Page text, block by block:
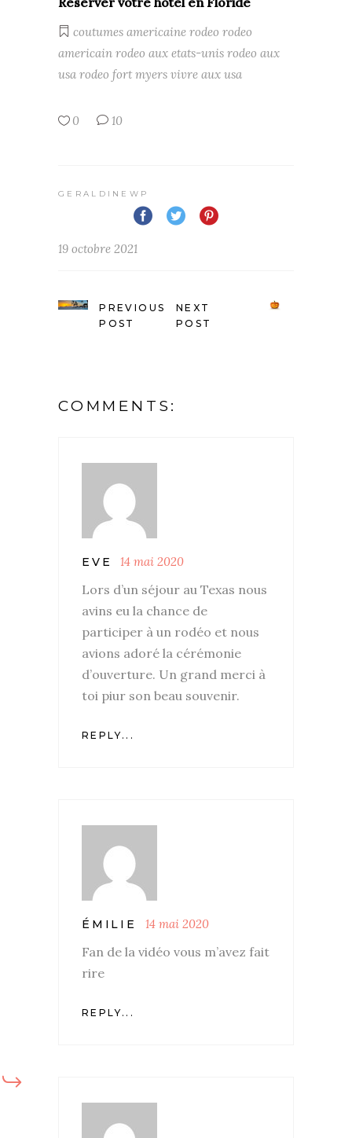
coutumes americaine rodeo rodeo
americain rodeo aux etats-unis rodeo aux
usa rodeo fort myers vivre aux usa
0 10
GERALDINEWP
19 octobre 2021
PREVIOUS
POST
NEXT
POST
COMMENTS:
EVE 14 mai 2020
Lors d’un séjour au Texas nous
avins eu la chance de
participer à un rodéo et nous
avions adoré la cérémonie
d’ouverture. Un grand merci à
toi piur son beau souvenir.
REPLY...
ÉMILIE 14 mai 2020
Fan de la vidéo vous m’avez fait
rire
REPLY...